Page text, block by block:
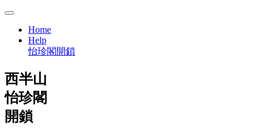
Home
Help
怡珍閣開鎖
西半山
怡珍閣
開鎖